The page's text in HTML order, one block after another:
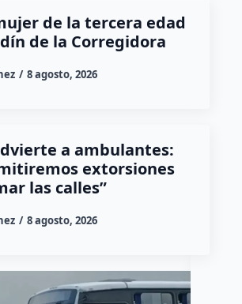
de la tercera edad
de la Corregidora
8 agosto, 2026
a ambulantes:
extorsiones
las calles”
8 agosto, 2026